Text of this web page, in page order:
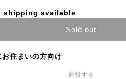
shipping available
Sold out
お住まいの方向け
通報する